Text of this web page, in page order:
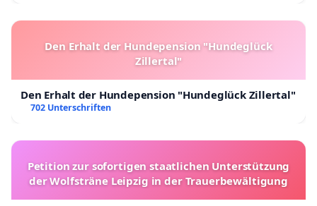
Den Erhalt der Hundepension "Hundeglück
Zillertal"
Den Erhalt der Hundepension "Hundeglück Zillertal"
702 Unterschriften
Petition zur sofortigen staatlichen Unterstützung
der Wolfsträne Leipzig in der Trauerbewältigung